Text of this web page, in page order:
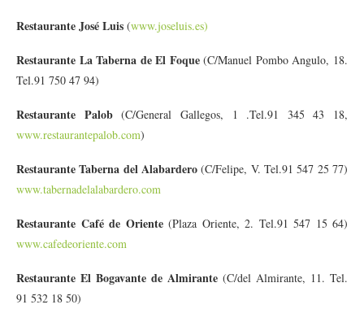
Restaurante José Luis (www.joseluis.es)
Restaurante La Taberna de El Foque(C/Manuel Pombo Angulo, 18.
Tel.91 750 47 94)
Restaurante Palob(C/General Gallegos, 1 .Tel.91 345 43 18,
www.restaurantepalob.com)
Restaurante Taberna del Alabardero(C/Felipe, V. Tel.91 547 25 77)
www.tabernadelalabardero.com
Restaurante Café de Oriente (Plaza Oriente, 2. Tel.91 547 15 64)
www.cafedeoriente.com
Restaurante El Bogavante de Almirante (C/del Almirante, 11. Tel.
91 532 18 50)